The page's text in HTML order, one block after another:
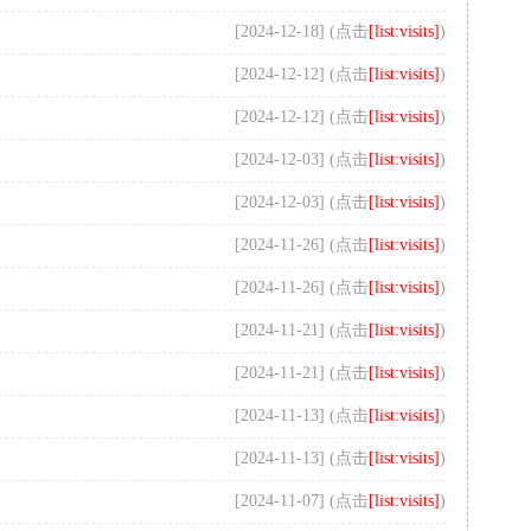
[2024-12-18] (点击[list:visits])
[2024-12-12] (点击[list:visits])
[2024-12-12] (点击[list:visits])
[2024-12-03] (点击[list:visits])
[2024-12-03] (点击[list:visits])
[2024-11-26] (点击[list:visits])
[2024-11-26] (点击[list:visits])
[2024-11-21] (点击[list:visits])
[2024-11-21] (点击[list:visits])
[2024-11-13] (点击[list:visits])
[2024-11-13] (点击[list:visits])
[2024-11-07] (点击[list:visits])